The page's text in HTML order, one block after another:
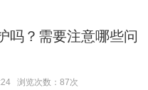
吗？需要注意哪些问
浏览次数：87次